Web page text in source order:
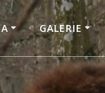
GALERIE